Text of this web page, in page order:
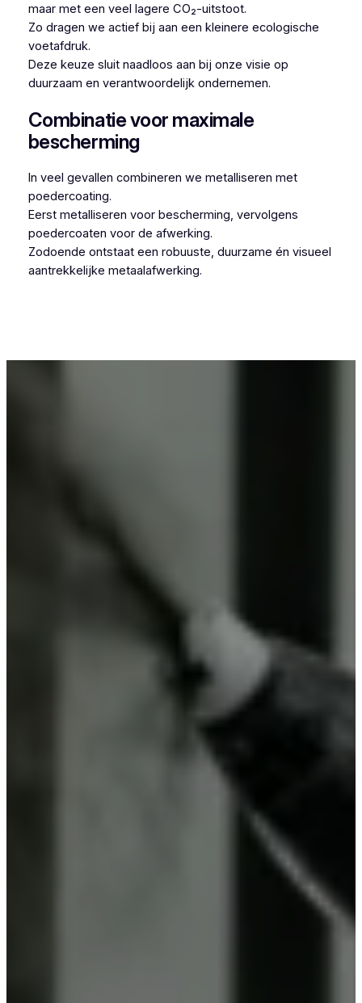
maar met een veel lagere CO₂-uitstoot.
Zo dragen we actief bij aan een kleinere ecologische
voetafdruk.
Deze keuze sluit naadloos aan bij onze visie op
duurzaam en verantwoordelijk ondernemen.
Combinatie voor maximale
bescherming
In veel gevallen combineren we metalliseren met
poedercoating.
Eerst metalliseren voor bescherming, vervolgens
poedercoaten voor de afwerking.
Zodoende ontstaat een robuuste, duurzame én visueel
aantrekkelijke metaalafwerking.